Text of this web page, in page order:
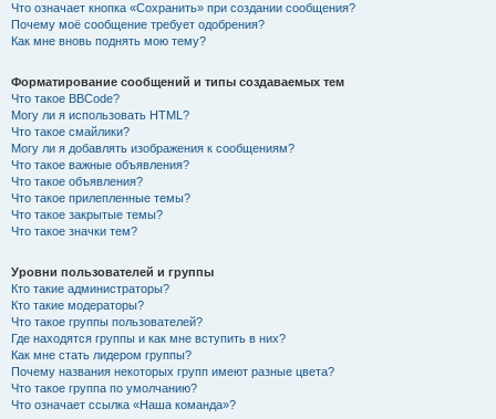
Что означает кнопка «Сохранить» при создании сообщения?
Почему моё сообщение требует одобрения?
Как мне вновь поднять мою тему?
Форматирование сообщений и типы создаваемых тем
Что такое BBCode?
Могу ли я использовать HTML?
Что такое смайлики?
Могу ли я добавлять изображения к сообщениям?
Что такое важные объявления?
Что такое объявления?
Что такое прилепленные темы?
Что такое закрытые темы?
Что такое значки тем?
Уровни пользователей и группы
Кто такие администраторы?
Кто такие модераторы?
Что такое группы пользователей?
Где находятся группы и как мне вступить в них?
Как мне стать лидером группы?
Почему названия некоторых групп имеют разные цвета?
Что такое группа по умолчанию?
Что означает ссылка «Наша команда»?